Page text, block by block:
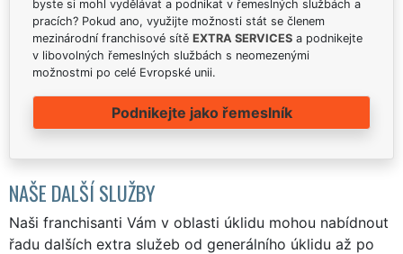
byste si mohl vydělávat a podnikat v řemeslných službách a
pracích? Pokud ano, využijte možnosti stát se členem
mezinárodní franchisové sítě EXTRA SERVICES a podnikejte
v libovolných řemeslných službách s neomezenými
možnostmi po celé Evropské unii.
Podnikejte jako řemeslník
NAŠE DALŠÍ SLUŽBY
Naši franchisanti Vám v oblasti úklidu mohou nabídnout
řadu dalších extra služeb od generálního úklidu až po